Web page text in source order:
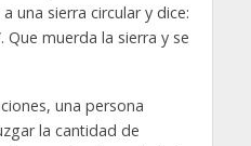
una sierra circular y dice:
Que muerda la sierra y se
una persona
la cantidad de